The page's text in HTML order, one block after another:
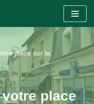
place sur la
place